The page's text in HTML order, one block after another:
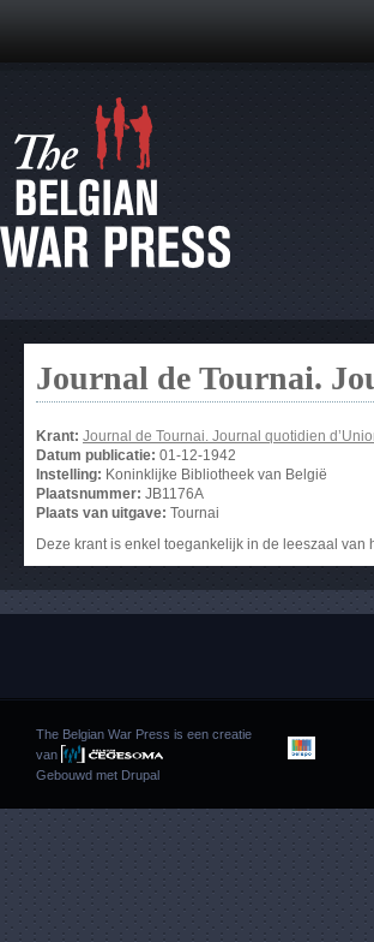
Journal de Tournai.
Krant: Journal de Tournai. Journal quotidien
Datum publicatie: 01-12-1942
Instelling: Koninklijke Bibliotheek van België
Plaatsnummer: JB1176A
Plaats van uitgave: Tournai
Deze krant is enkel toegankelijk in de leeszaal van
The Belgian War Press is een creatie
van
Gebouwd met Drupal